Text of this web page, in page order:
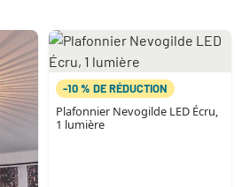
-10 % DE RÉDUCTION
Plafonnier Nevogilde LED Écru,
1 lumière